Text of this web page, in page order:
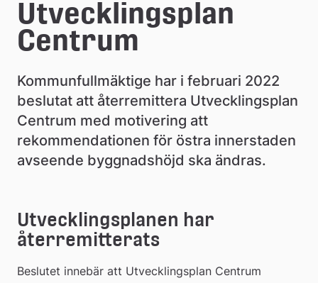
Utvecklingsplan
Centrum
Kommunfullmäktige har i februari 2022
beslutat att återremittera Utvecklingsplan
Centrum med motivering att
rekommendationen för östra innerstaden
avseende byggnadshöjd ska ändras.
Utvecklingsplanen har
återremitterats
Beslutet innebär att Utvecklingsplan Centrum